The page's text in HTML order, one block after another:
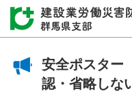
安全ポスター
認・省略しな